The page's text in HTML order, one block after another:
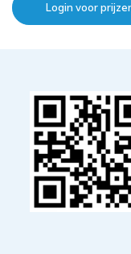
Login voor